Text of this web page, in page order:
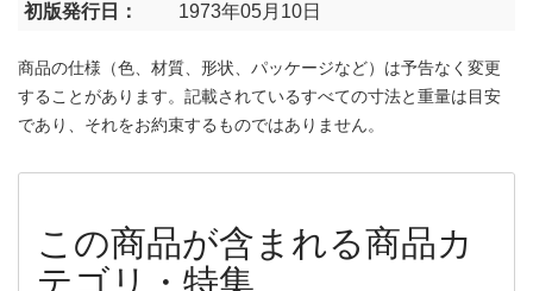
初版発行日：
1973年05月10日
商品の仕様（色、材質、形状、パッケージなど）は予告なく変更
することがあります。記載されているすべての寸法と重量は目安
であり、それをお約束するものではありません。
この商品が含まれる商品カ
テゴリ・特集